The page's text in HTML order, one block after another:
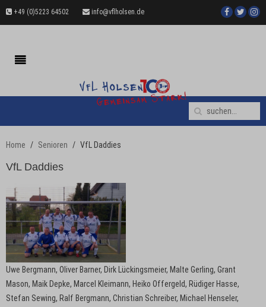
+49 (0)5223 64502 info@vflholsen.de
Home Senioren VfL Daddies
VfL Daddies
Uwe Bergmann, Oliver Barner, Dirk Lückingsmeier, Malte Gerling, Grant
Mason, Maik Depke, Marcel Kleimann, Heiko Offergeld, Rüdiger Hasse,
Stefan Sewing, Ralf Bergmann, Christian Schreiber, Michael Henseler,